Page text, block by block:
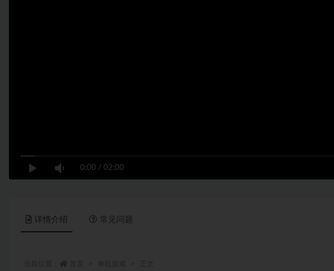
0:00 / 02:00
详情介绍 常见问题